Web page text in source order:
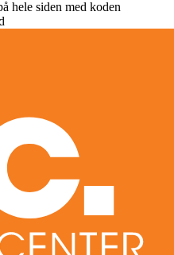
hele siden med koden